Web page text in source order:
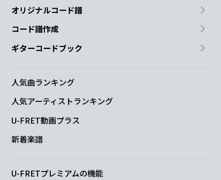
オリジナルコード譜
コード譜作成
ギターコードブック
人気曲ランキング
人気アーティストランキング
U-FRET動画プラス
新着楽譜
U-FRETプレミアムの機能